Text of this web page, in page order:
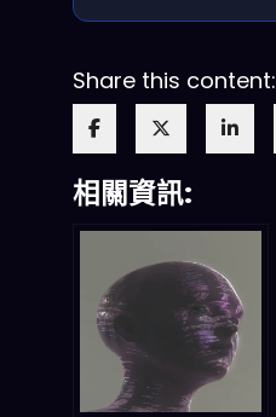
Share this content:
相關資訊: